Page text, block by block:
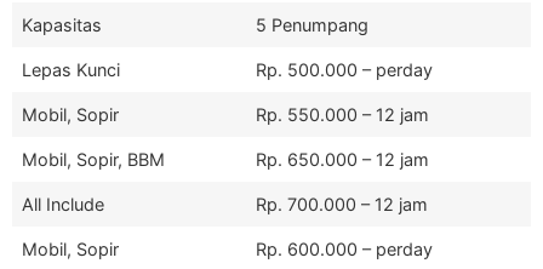
Kapasitas 5 Penumpang
Lepas Kunci Rp. 500.000 – perday
Mobil, Sopir Rp. 550.000 – 12 jam
Mobil, Sopir, BBM Rp. 650.000 – 12 jam
All Include Rp. 700.000 – 12 jam
Mobil, Sopir Rp. 600.000 – perday